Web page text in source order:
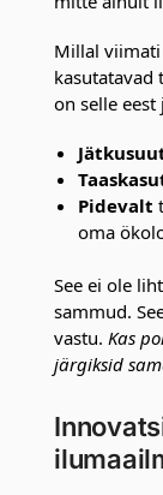
Millal viimati
kasutatavad
on selle
Pidevalt
oma
See ei ole
sammud.
vastu. Kas
järgiksid